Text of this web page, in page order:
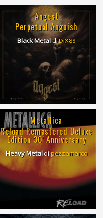
Angest
Perpetual Anguish
Black MetaldiDiX88
Metallica
Reload Remastered Deluxe
Edition 30' Anniversary
Heavy Metaldipezzamarco